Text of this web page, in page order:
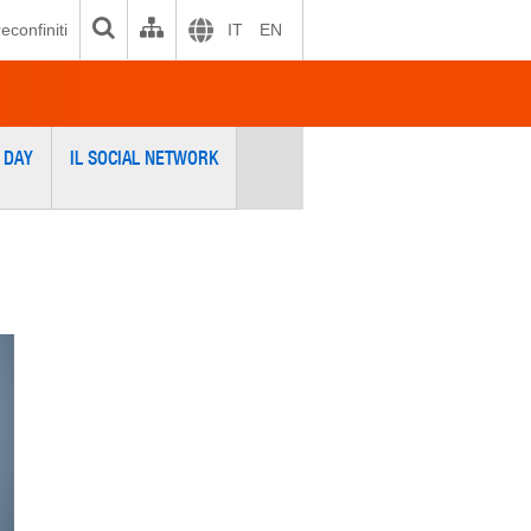
IT EN
IL SOCIAL NETWORK